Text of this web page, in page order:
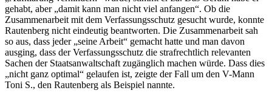
gehabt, aber „damit kann man nicht viel anfangen“. Ob die
Zusammenarbeit mit dem Verfassungsschutz gesucht wurde, konnte
Rautenberg nicht eindeutig beantworten. Die Zusammenarbeit sah
so aus, dass jeder „seine Arbeit“ gemacht hatte und man davon
ausging, dass der Verfassungsschutz die strafrechtlich relevanten
Sachen der Staatsanwaltschaft zugänglich machen würde. Dass dies
„nicht ganz optimal“ gelaufen ist, zeigte der Fall um den V-Mann
Toni S., den Rautenberg als Beispiel nannte.